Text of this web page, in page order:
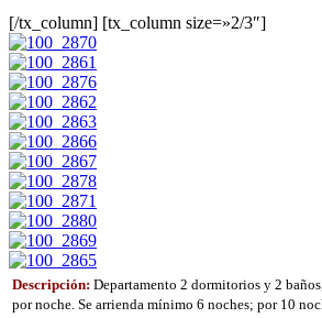
[/tx_column] [tx_column size=»2/3″]
Descripción: Departamento 2 dormitorios y 2
por noche. Se arrienda mínimo 6 noches; por 10